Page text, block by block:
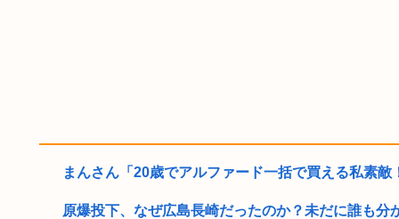
まんさん「20歳でアルファード一括で買える私素敵
原爆投下、なぜ広島長崎だったのか？未だに誰も分